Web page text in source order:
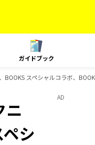
ガイドブック
スペシャルコラボ、
ニ
シ
AD